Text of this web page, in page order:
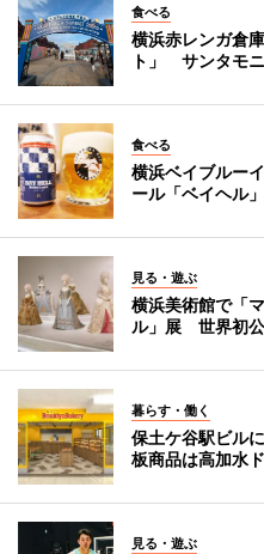
食べる
横浜赤レンガ倉
ト」 サンタモ
食べる
横浜ベイブルー
ール「ベイヘル」
見る・遊ぶ
横浜美術館で「
ル」展 世界初
暮らす・働く
保土ケ谷駅ビル
板商品は高加水
見る・遊ぶ